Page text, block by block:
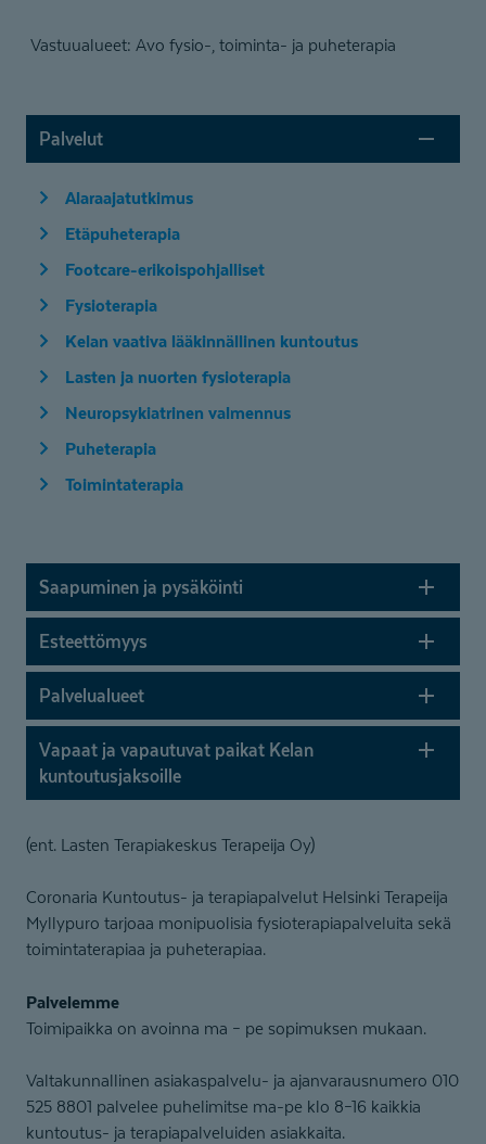
Vastuualueet: Avo fysio-, toiminta- ja puheterapia
Palvelut
Alaraajatutkimus
Etäpuheterapia
Footcare-erikoispohjalliset
Fysioterapia
Kelan vaativa lääkinnällinen kuntoutus
Lasten ja nuorten fysioterapia
Neuropsykiatrinen valmennus
Puheterapia
Toimintaterapia
Saapuminen ja pysäköinti
Esteettömyys
Palvelualueet
Vapaat ja vapautuvat paikat Kelan
kuntoutus­jaksoille
(ent. Lasten Terapiakeskus Terapeija Oy)
Coronaria Kuntoutus- ja terapiapalvelut Helsinki Terapeija
Myllypuro tarjoaa monipuolisia fysioterapiapalveluita sekä
toimintaterapiaa ja puheterapiaa.
Palvelemme
Toimipaikka on avoinna ma – pe sopimuksen mukaan.
Valtakunnallinen asiakaspalvelu- ja ajanvarausnumero 010
525 8801 palvelee puhelimitse ma-pe klo 8–16 kaikkia
kuntoutus- ja terapiapalveluiden asiakkaita.